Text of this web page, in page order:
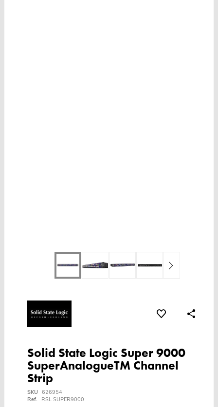
Solid State Logic Super 9000
SuperAnalogueTM Channel
Strip
SKU 626954
Ref.
RSL SUPER9000